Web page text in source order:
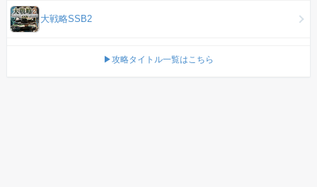
大戦略SSB2
▶攻略タイトル一覧はこちら